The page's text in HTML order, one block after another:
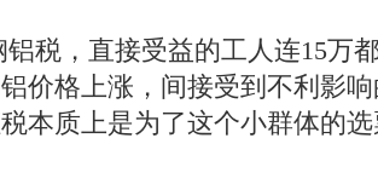
是否可以理解成，特朗普发动